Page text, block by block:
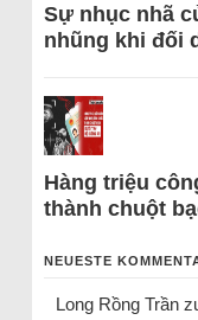
Sự nhục nhã
nhũng khi đối
Hàng triệu
thành chuột
NEUESTE
Long Rồng Trần